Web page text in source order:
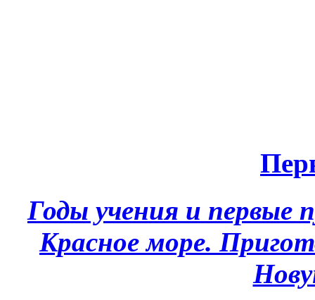
Годы учения и первые
Красное море.